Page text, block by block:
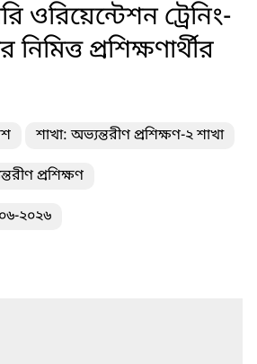
ওরিয়েন্টেশন ট্রেনিং-
প্রশিক্ষণার্থীর
শাখা: অভ্যন্তরীণ প্রশিক্ষণ-২ শাখা
প্রশিক্ষণ
২০২৬